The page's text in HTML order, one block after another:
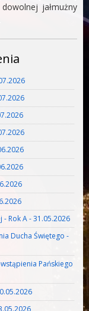
jałmużny
- Rok A - 31.05.2026
Ducha Świętego -
Pańskiego